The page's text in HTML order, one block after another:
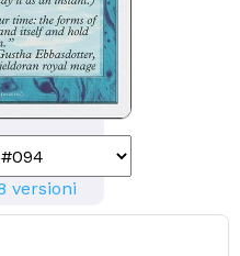
versioni